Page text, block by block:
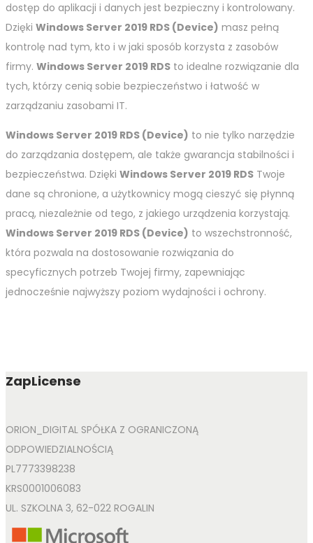
dostęp do aplikacji i danych jest bezpieczny i kontrolowany.
Dzięki Windows Server 2019 RDS (Device) masz pełną
kontrolę nad tym, kto i w jaki sposób korzysta z zasobów
firmy. Windows Server 2019 RDS to idealne rozwiązanie dla
tych, którzy cenią sobie bezpieczeństwo i łatwość w
zarządzaniu zasobami IT.
Windows Server 2019 RDS (Device) to nie tylko narzędzie
do zarządzania dostępem, ale także gwarancja stabilności i
bezpieczeństwa. Dzięki Windows Server 2019 RDS Twoje
dane są chronione, a użytkownicy mogą cieszyć się płynną
pracą, niezależnie od tego, z jakiego urządzenia korzystają.
Windows Server 2019 RDS (Device) to wszechstronność,
która pozwala na dostosowanie rozwiązania do
specyficznych potrzeb Twojej firmy, zapewniając
jednocześnie najwyższy poziom wydajności i ochrony.
ZapLicense
ORION_DIGITAL SPÓŁKA Z OGRANICZONĄ
ODPOWIEDZIALNOŚCIĄ
PL7773398238
KRS0001006083
UL. SZKOLNA 3, 62-022 ROGALIN